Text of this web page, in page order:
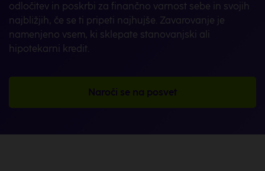
odločitev in poskrbi za finančno varnost sebe in svojih
najbližjih, če se ti pripeti najhujše. Zavarovanje je
namenjeno vsem, ki sklepate stanovanjski ali
hipotekarni kredit.
Naroči se na posvet